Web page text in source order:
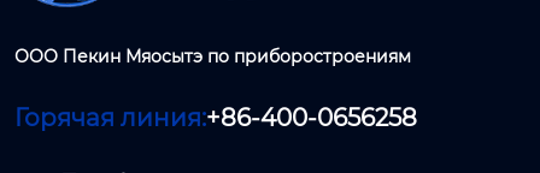
ООО Пекин Мяосытэ по приборостроениям
Горячая линия:+86-400-0656258